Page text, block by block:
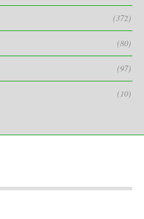
(372)
(80)
(97)
(10)